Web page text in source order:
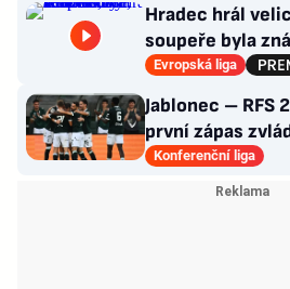
Hradec hrál
soupeře byla
výhra v hledišti
Evropská liga
Jablonec – RFS
první zápas
vezou nadějný
Konferenční liga